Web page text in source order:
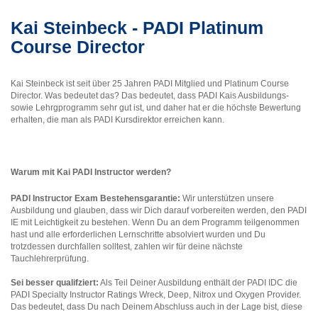
Kai Steinbeck - PADI Platinum
Course Director
Kai Steinbeck ist seit über 25 Jahren PADI Mitglied und Platinum Course
Director. Was bedeutet das? Das bedeutet, dass PADI Kais Ausbildungs-
sowie Lehrgprogramm sehr gut ist, und daher hat er die höchste Bewertung
erhalten, die man als PADI Kursdirektor erreichen kann.
Warum mit Kai PADI Instructor werden?
PADI Instructor Exam Bestehensgarantie: Wir unterstützen unsere
Ausbildung und glauben, dass wir Dich darauf vorbereiten werden, den PADI
IE mit Leichtigkeit zu bestehen. Wenn Du an dem Programm teilgenommen
hast und alle erforderlichen Lernschritte absolviert wurden und Du
trotzdessen durchfallen solltest, zahlen wir für deine nächste
Tauchlehrerprüfung.
Sei besser qualifziert: Als Teil Deiner Ausbildung enthält der PADI IDC die
PADI Specialty Instructor Ratings Wreck, Deep, Nitrox und Oxygen Provider.
Das bedeutet, dass Du nach Deinem Abschluss auch in der Lage bist, diese